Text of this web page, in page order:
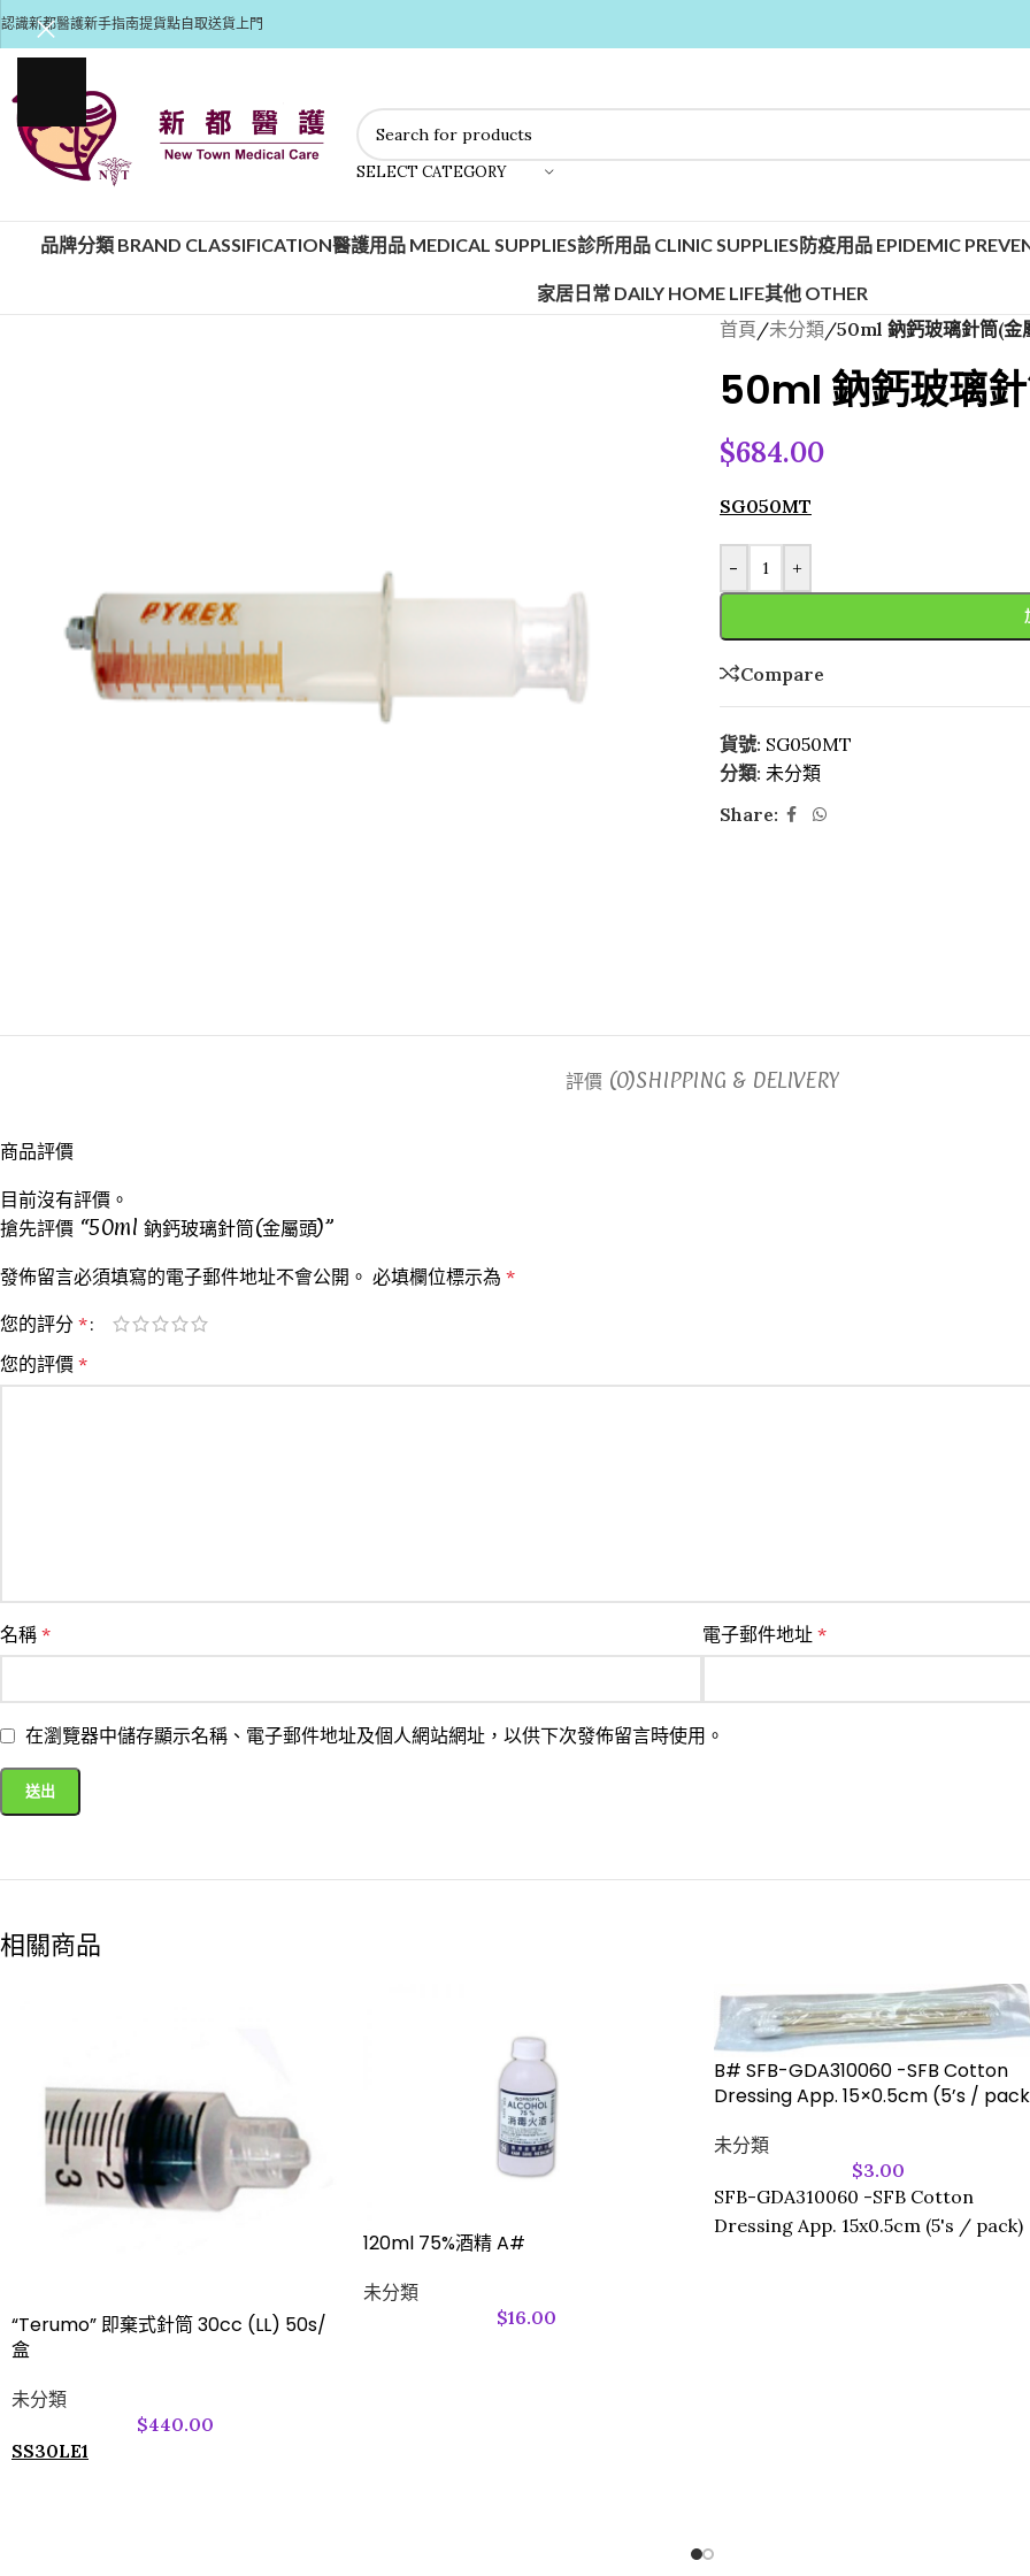
認識新都醫護新手指南提貨點自取送貨上門
SELECT CATEGORY
品牌分類 BRAND CLASSIFICATION醫護用品 MEDICAL SUPPLIES診所用品 CLINIC SUPPLIES防疫用品 EPIDEMIC
家居日常 DAILY HOME LIFE其他 OTHER
首頁/未分類/50ml 鈉鈣玻璃針筒(金
50ml 鈉鈣玻璃
$684.00
SG050MT
- +
Compare
貨號: SG050MT
分類: 未分類
Share:
評價 (0)SHIPPING & DELIVERY
商品評價
目前沒有評價。
搶先評價 “50ml 鈉鈣玻璃針筒(金屬頭)”
發佈留言必須填寫的電子郵件地址不會公開。 必填欄位標示為 *
您的評分 *
您的評價 *
名稱 * 電子郵件地址 *
在瀏覽器中儲存顯示名稱、電子郵件地址及個人網站網址，以供下次發佈留言時使用。
相關商品
“Terumo” 即棄式針筒 30cc (LL) 50s/
盒
未分類
$440.00
SS30LE1
120ml 75%酒精 A#
未分類
$16.00
B# SFB-GDA310060 -SFB Cotton
Dressing App. 15×0.5cm (5’s /
未分類
$3.00
SFB-GDA310060 -SFB Cotton
Dressing App. 15x0.5cm (5's / pack)